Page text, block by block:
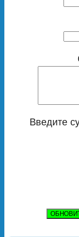
Введите